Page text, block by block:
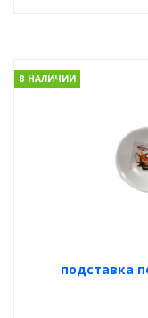
подставка
В НАЛИЧИИ